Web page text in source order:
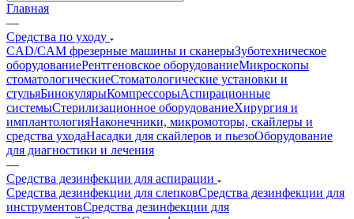
Главная
—
Средства по уходу
CAD/CAM фрезерные машины и сканерыЗуботехническое
оборудованиеРентгеновское оборудованиеМикроскопы
стоматологическиеСтоматологические установки и
стульяБинокулярыКомпрессорыАспирационные
системыСтерилизационное оборудованиеХирургия и
имплантологияНаконечники, микромоторы, скайлеры и
средства уходаНасадки для скайлеров и пьезоОборудование
для диагностики и лечения
—
Средства дезинфекции для аспирации
Средства дезинфекции для слепковСредства дезинфекции для
инструментовСредства дезинфекции для